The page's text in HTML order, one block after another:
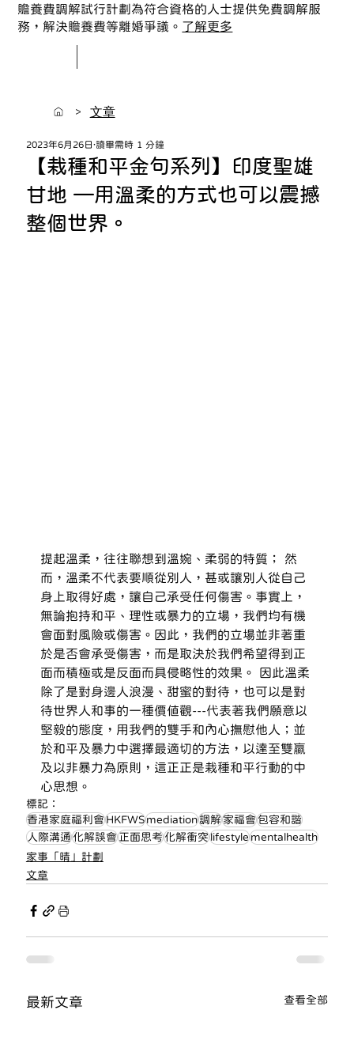
贍養費調解試行計劃為符合資格的人士提供免費調解服
務，解決贍養費等離婚爭議。 了解更多
> 文章
【栽種和平金句系列】印度聖雄
甘地 —用溫柔的方式也可以震撼
整個世界。
2023年6月26日 讀畢需時 1 分鐘
提起溫柔，往往聯想到溫婉、柔弱的特質； 然
而，溫柔不代表要順從別人，甚或讓別人從自己
身上取得好處，讓自己承受任何傷害。事實上，
無論抱持和平、理性或暴力的立場，我們均有機
會面對風險或傷害。因此，我們的立場並非著重
於是否會承受傷害，而是取決於我們希望得到正
面而積極或是反面而具侵略性的效果。 因此溫柔
除了是對身邊人浪漫、甜蜜的對待，也可以是對
待世界人和事的一種價值觀---代表著我們願意以
堅毅的態度，用我們的雙手和內心撫慰他人；並
於和平及暴力中選擇最適切的方法，以達至雙贏
及以非暴力為原則，這正正是栽種和平行動的中
心思想。
標記：
香港家庭福利會HKFWSmediation調解家福會包容和諧
人際溝通化解誤會正面思考化解衝突lifestylementalhealth
家事「晴」計劃
文章
最新文章 查看全部